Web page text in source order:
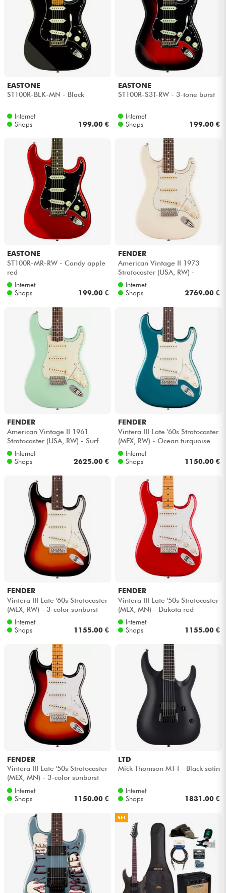
EASTONE
ST100R-BLK-MN - Black
Internet
Shops
199.00 €
EASTONE
ST100R-S3T-RW - 3-tone burst
Internet
Shops
199.00 €
EASTONE
ST100R-MR-RW - Candy apple
red
Internet
Shops
199.00 €
FENDER
American Vintage II 1973
Stratocaster (USA, RW) -
Olympic white
Internet
Shops
2769.00 €
FENDER
American Vintage II 1961
Stratocaster (USA, RW) - Surf
greenInternet
Shops
2625.00 €
FENDER
Vintera III Late '60s Stratocaster
(MEX, RW) - Ocean turquoise
Internet
Shops
1150.00 €
FENDER
Vintera III Late '60s Stratocaster
(MEX, RW) - 3-color sunburst
Internet
Shops
1155.00 €
FENDER
Vintera III Late '50s Stratocaster
(MEX, MN) - Dakota red
Internet
Shops
1155.00 €
FENDER
Vintera III Late '50s Stratocaster
(MEX, MN) - 3-color sunburst
Internet
Shops
1150.00 €
LTD
Mick Thomson MT-I - Black satin
Internet
Shops
1831.00 €
SET